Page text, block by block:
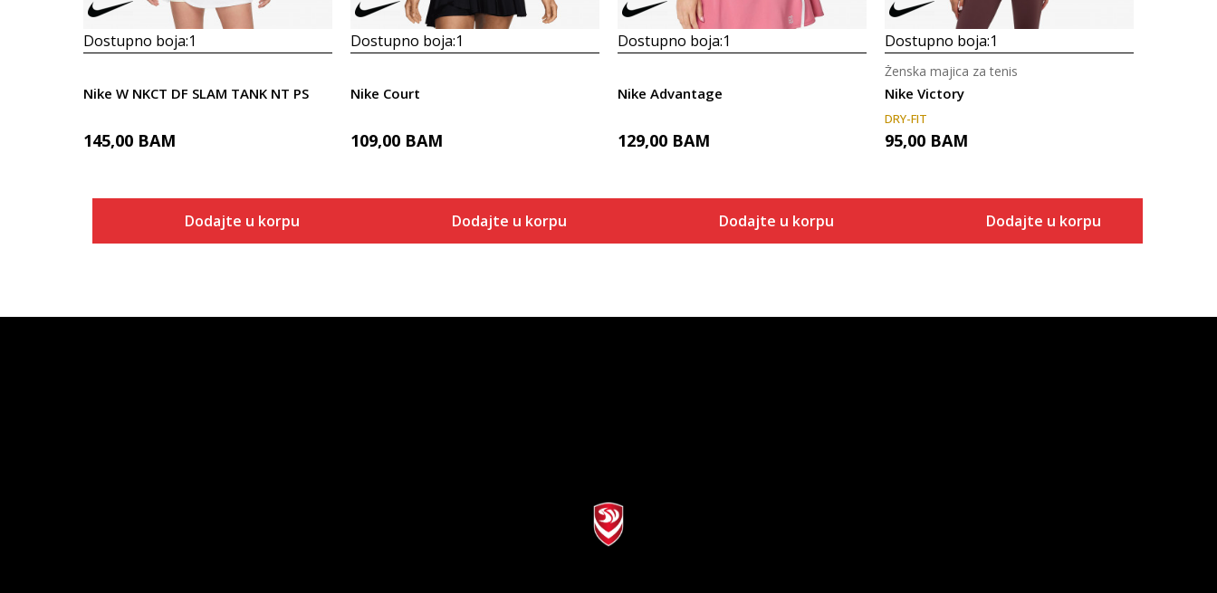
Dostupno boja:1
Nike W NKCT DF SLAM TANK NT PS
145,00 BAM
Dodajte u korpu
Dostupno boja:1
Nike Court
109,00 BAM
Dodajte u korpu
Dostupno boja:1
Nike Advantage
129,00 BAM
Dodajte u korpu
Dostupno boja:1
Nike Victory
Ženska majica za tenis
DRY-FIT
95,00 BAM
Dodajte u korpu